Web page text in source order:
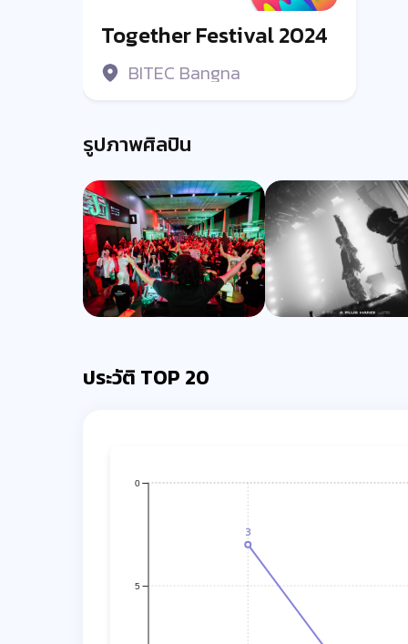
Together Festival 2024
BITEC Bangna
รูปภาพศิลปิน
ประวัติ TOP 20
3
5
0